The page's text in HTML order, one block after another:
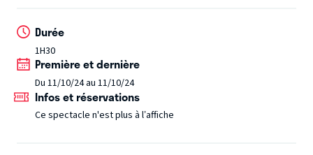
sein de la Francophonie !
Durée
1H30
Première et dernière
Du 11/10/24 au 11/10/24
Infos et réservations
Ce spectacle n'est plus à l’affiche